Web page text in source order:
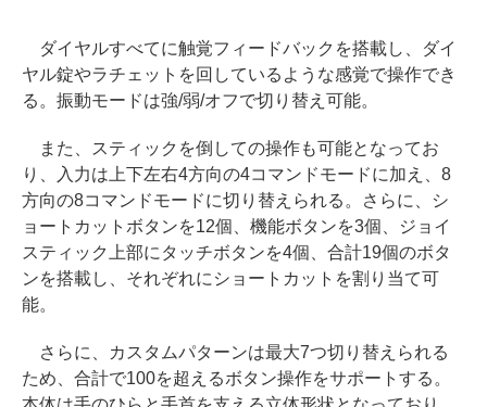
ダイヤルすべてに触覚フィードバックを搭載し、ダイ
ヤル錠やラチェットを回しているような感覚で操作でき
る。振動モードは強/弱/オフで切り替え可能。
また、スティックを倒しての操作も可能となってお
り、入力は上下左右4方向の4コマンドモードに加え、8
方向の8コマンドモードに切り替えられる。さらに、シ
ョートカットボタンを12個、機能ボタンを3個、ジョイ
スティック上部にタッチボタンを4個、合計19個のボタ
ンを搭載し、それぞれにショートカットを割り当て可
能。
さらに、カスタムパターンは最大7つ切り替えられる
ため、合計で100を超えるボタン操作をサポートする。